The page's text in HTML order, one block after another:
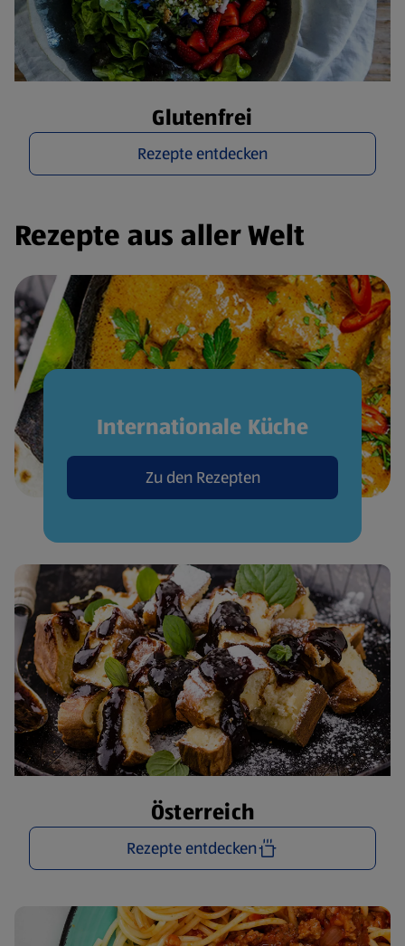
Glutenfrei
Rezepte entdecken
Rezepte aus aller Welt
Internationale Küche
Zu den Rezepten
Österreich
Rezepte entdecken